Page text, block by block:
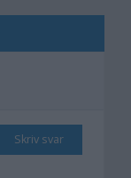
Skriv svar